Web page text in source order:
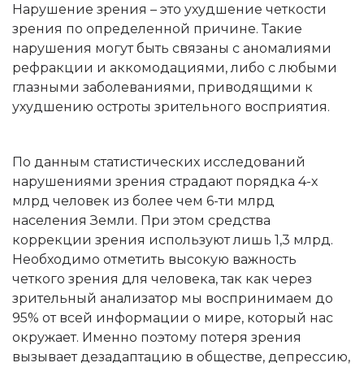
Нарушение зрения – это ухудшение четкости
зрения по определенной причине. Такие
нарушения могут быть связаны с аномалиями
рефракции и аккомодациями, либо с любыми
глазными заболеваниями, приводящими к
ухудшению остроты зрительного восприятия.
По данным статистических исследований
нарушениями зрения страдают порядка 4-х
млрд человек из более чем 6-ти млрд
населения Земли. При этом средства
коррекции зрения используют лишь 1,3 млрд.
Необходимо отметить высокую важность
четкого зрения для человека, так как через
зрительный анализатор мы воспринимаем до
95% от всей информации о мире, который нас
окружает. Именно поэтому потеря зрения
вызывает дезадаптацию в обществе, депрессию,